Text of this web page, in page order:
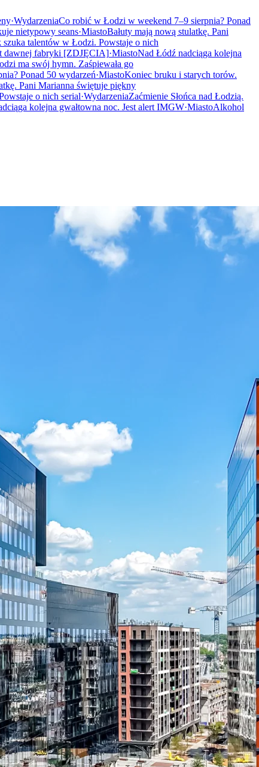
·WydarzeniaCo robić w Łodzi w weekend 7–9 sierpnia? Ponad
nietypowy seans·MiastoBałuty mają nową stulatkę. Pani
talentów w Łodzi. Powstaje o nich
dawnej fabryki [ZDJĘCIA]·MiastoNad Łódź nadciąga kolejna
ma swój hymn. Zaśpiewała go
Ponad 50 wydarzeń·MiastoKoniec bruku i starych torów.
Pani Marianna świętuje piękny
o nich serial·WydarzeniaZaćmienie Słońca nad Łodzią.
kolejna gwałtowna noc. Jest alert IMGW·MiastoAlkohol